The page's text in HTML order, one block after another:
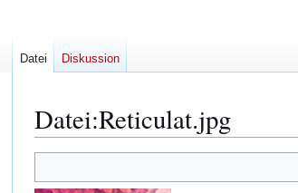
Datei:Reticulat.jpg
Navigation
Suche
Datei Diskussion